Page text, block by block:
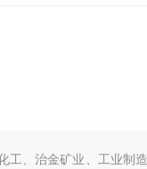
工、治金矿业、工业制